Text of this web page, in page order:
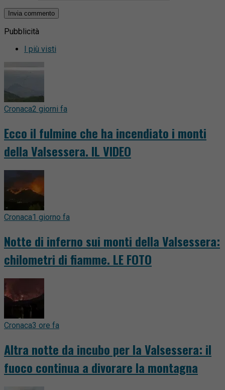
Pubblicità
I più visti
Cronaca2 giorni fa
Ecco il fulmine che ha incendiato i monti
della Valsessera. IL VIDEO
Cronaca1 giorno fa
Notte di inferno sui monti della Valsessera:
chilometri di fiamme. LE FOTO
Cronaca3 ore fa
Altra notte da incubo per la Valsessera: il
fuoco continua a divorare la montagna